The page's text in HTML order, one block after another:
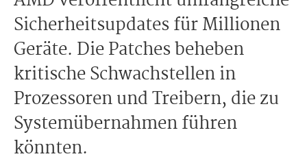
Sicherheitsupdates für Millionen
Geräte. Die Patches beheben
kritische Schwachstellen in
Prozessoren und Treibern, die zu
Systemübernahmen führen
könnten.